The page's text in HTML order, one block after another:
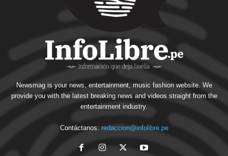
Newsmag is your news, entertainment, music fashion website. We
provide you with the latest breaking news and videos straight from the
entertainment industry.
Contáctanos: redaccion@infolibre.pe